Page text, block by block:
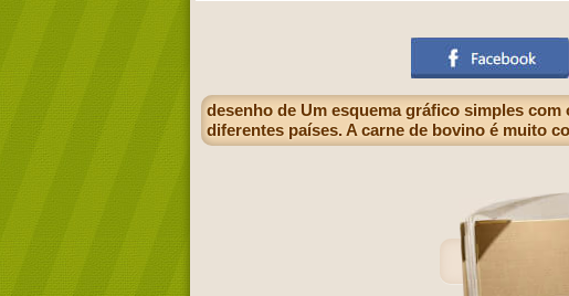
desenho de Um esquema gráfico simples
diferentes países. A carne de bovino é muito